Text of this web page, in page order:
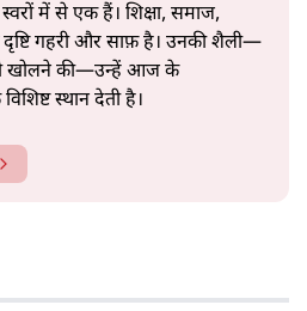
में से एक हैं। शिक्षा, समाज,
गहरी और साफ़ है। उनकी शैली—
खोलने की—उन्हें आज के
स्थान देती है।